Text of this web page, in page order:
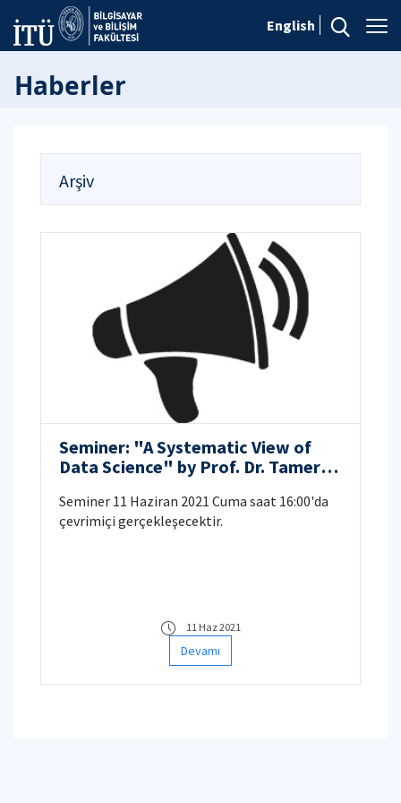
English
Haberler
Arşiv
Seminer: "A Systematic View of
Data Science" by Prof. Dr. Tamer
Seminer 11 Haziran 2021 Cuma saat 16:00'da
çevrimiçi gerçekleşecektir.
11 Haz 2021
Devamı